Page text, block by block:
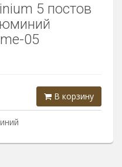
5 постов
05
В корзину